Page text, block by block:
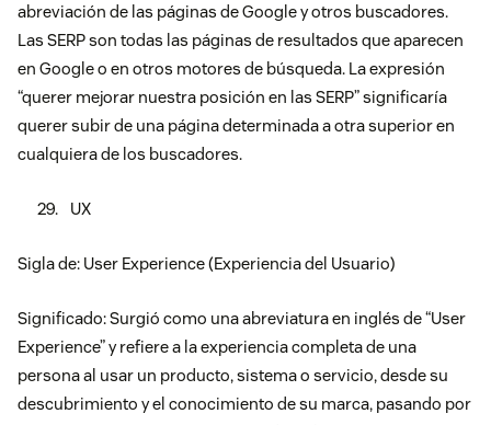
abreviación de las páginas de Google y otros buscadores.
Las SERP son todas las páginas de resultados que aparecen
en Google o en otros motores de búsqueda. La expresión
“querer mejorar nuestra posición en las SERP” significaría
querer subir de una página determinada a otra superior en
cualquiera de los buscadores.
UX
Sigla de: User Experience (Experiencia del Usuario)
Significado: Surgió como una abreviatura en inglés de “User
Experience” y refiere a la experiencia completa de una
persona al usar un producto, sistema o servicio, desde su
descubrimiento y el conocimiento de su marca, pasando por